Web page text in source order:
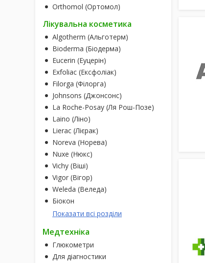
Orthomol (Ортомол)
Лікувальна косметика
Algotherm (Альготерм)
Bioderma (Біодерма)
Eucerin (Еуцерін)
Exfoliac (Ексфоліак)
Filorga (Філорга)
Johnsons (Джонсонс)
La Roche-Posay (Ля Рош-Позе)
Laino (Ліно)
Lierac (Лієрак)
Noreva (Норева)
Nuxe (Нюкс)
Vichy (Віші)
Vigor (Вігор)
Weleda (Веледа)
Біокон
Показати всі розділи
Медтехніка
Глюкометри
Для діагностики